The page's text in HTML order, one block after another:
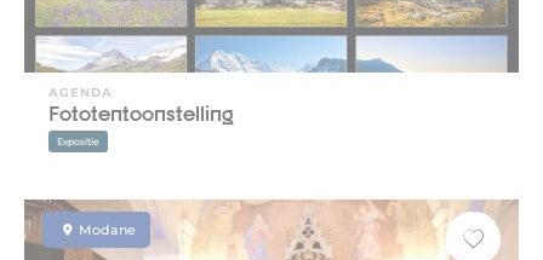
AGENDA
Fototentoonstelling
Expositie
Modane